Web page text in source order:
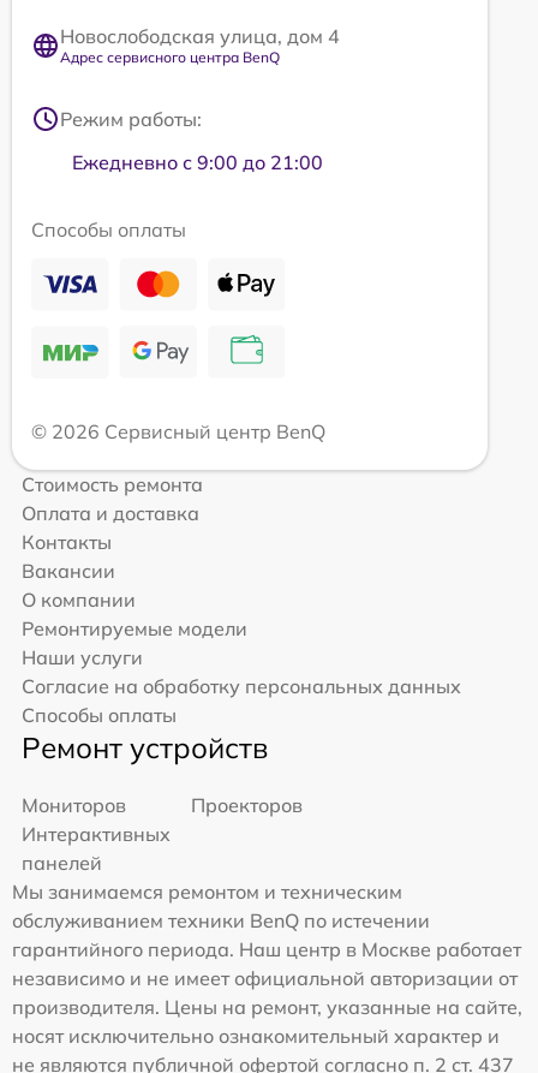
Новослободская улица, дом 4
Адрес сервисного центра BenQ
Режим работы:
Ежедневно с 9:00 до 21:00
Способы оплаты
© 2026 Сервисный центр BenQ
Стоимость ремонта
Оплата и доставка
Контакты
Вакансии
О компании
Ремонтируемые модели
Наши услуги
Согласие на обработку персональных данных
Способы оплаты
Ремонт устройств
Мониторов
Проекторов
Интерактивных
панелей
Мы занимаемся ремонтом и техническим
обслуживанием техники BenQ по истечении
гарантийного периода. Наш центр в Москве работает
независимо и не имеет официальной авторизации от
производителя. Цены на ремонт, указанные на сайте,
носят исключительно ознакомительный характер и
не являются публичной офертой согласно п. 2 ст. 437